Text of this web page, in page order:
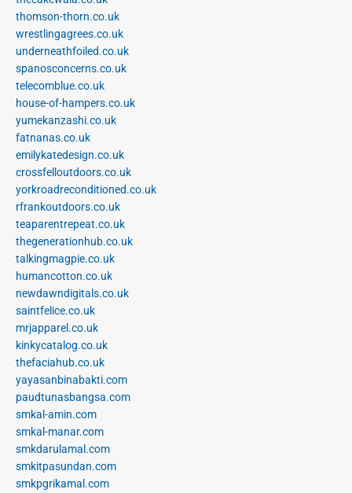
thomson-thorn.co.uk
wrestlingagrees.co.uk
underneathfoiled.co.uk
spanosconcerns.co.uk
telecomblue.co.uk
house-of-hampers.co.uk
yumekanzashi.co.uk
fatnanas.co.uk
emilykatedesign.co.uk
crossfelloutdoors.co.uk
yorkroadreconditioned.co.uk
rfrankoutdoors.co.uk
teaparentrepeat.co.uk
thegenerationhub.co.uk
talkingmagpie.co.uk
humancotton.co.uk
newdawndigitals.co.uk
saintfelice.co.uk
mrjapparel.co.uk
kinkycatalog.co.uk
thefaciahub.co.uk
yayasanbinabakti.com
paudtunasbangsa.com
smkal-amin.com
smkal-manar.com
smkdarulamal.com
smkitpasundan.com
smkpgrikamal.com